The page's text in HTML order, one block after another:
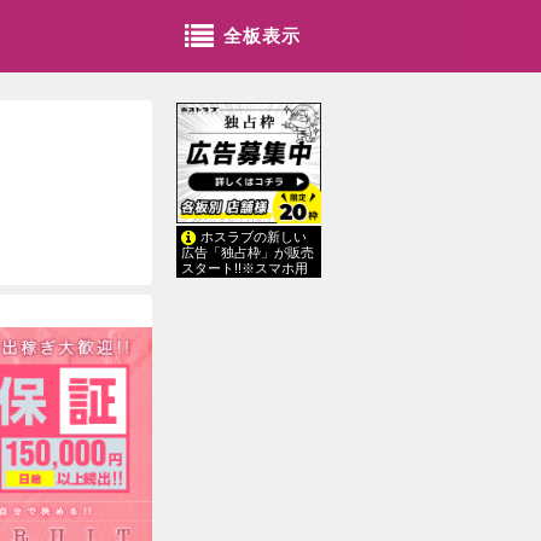
全板表示
ホスラブの新しい
広告「独占枠」が販売
スタート!!※スマホ用